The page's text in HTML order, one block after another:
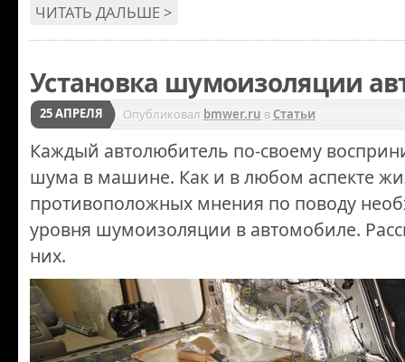
ЧИТАТЬ ДАЛЬШЕ >
Установка шумоизоляции
25 АПРЕЛЯ Опубликовал bmwer.ru в Статьи
Каждый автолюбитель по-своему
шума в машине. Как и в любом аспекте
противоположных мнения по поводу
уровня шумоизоляции в автомобиле.
них.